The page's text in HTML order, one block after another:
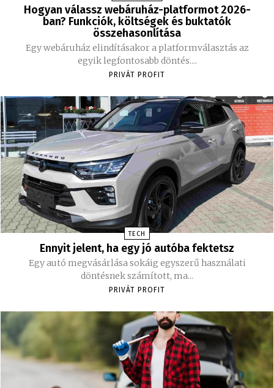
Hogyan válassz webáruház-platformot 2026-
ban? Funkciók, költségek és buktatók
összehasonlítása
Egy webáruház elindításakor a platformválasztás az
egyik legfontosabb döntés....
PRIVÁT PROFIT
TECH
Ennyit jelent, ha egy jó autóba fektetsz
Egy autó megvásárlása sokáig egyszerű használati
döntésnek számított, ma...
PRIVÁT PROFIT